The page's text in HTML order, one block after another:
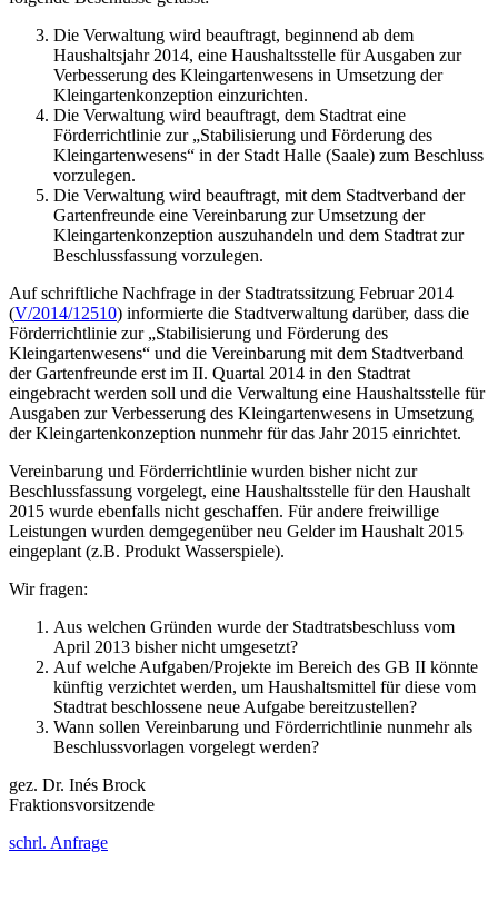
Die Verwaltung wird beauftragt, beginnend ab dem
Haushaltsjahr 2014, eine Haushaltsstelle für Ausgaben zur
Verbesserung des Kleingartenwesens in Umsetzung der
Kleingartenkonzeption einzurichten.
Die Verwaltung wird beauftragt, dem Stadtrat eine
Förderrichtlinie zur „Stabilisierung und Förderung des
Kleingartenwesens“ in der Stadt Halle (Saale) zum Beschluss
vorzulegen.
Die Verwaltung wird beauftragt, mit dem Stadtverband der
Gartenfreunde eine Vereinbarung zur Umsetzung der
Kleingartenkonzeption auszuhandeln und dem Stadtrat zur
Beschlussfassung vorzulegen.
Auf schriftliche Nachfrage in der Stadtratssitzung Februar 2014
(V/2014/12510) informierte die Stadtverwaltung darüber, dass die
Förderrichtlinie zur „Stabilisierung und Förderung des
Kleingartenwesens“ und die Vereinbarung mit dem Stadtverband
der Gartenfreunde erst im II. Quartal 2014 in den Stadtrat
eingebracht werden soll und die Verwaltung eine Haushaltsstelle für
Ausgaben zur Verbesserung des Kleingartenwesens in Umsetzung
der Kleingartenkonzeption nunmehr für das Jahr 2015 einrichtet.
Vereinbarung und Förderrichtlinie wurden bisher nicht zur
Beschlussfassung vorgelegt, eine Haushaltsstelle für den Haushalt
2015 wurde ebenfalls nicht geschaffen. Für andere freiwillige
Leistungen wurden demgegenüber neu Gelder im Haushalt 2015
eingeplant (z.B. Produkt Wasserspiele).
Wir fragen:
Aus welchen Gründen wurde der Stadtratsbeschluss vom
April 2013 bisher nicht umgesetzt?
Auf welche Aufgaben/Projekte im Bereich des GB II könnte
künftig verzichtet werden, um Haushaltsmittel für diese vom
Stadtrat beschlossene neue Aufgabe bereitzustellen?
Wann sollen Vereinbarung und Förderrichtlinie nunmehr als
Beschlussvorlagen vorgelegt werden?
gez. Dr. Inés Brock
Fraktionsvorsitzende
schrl. Anfrage